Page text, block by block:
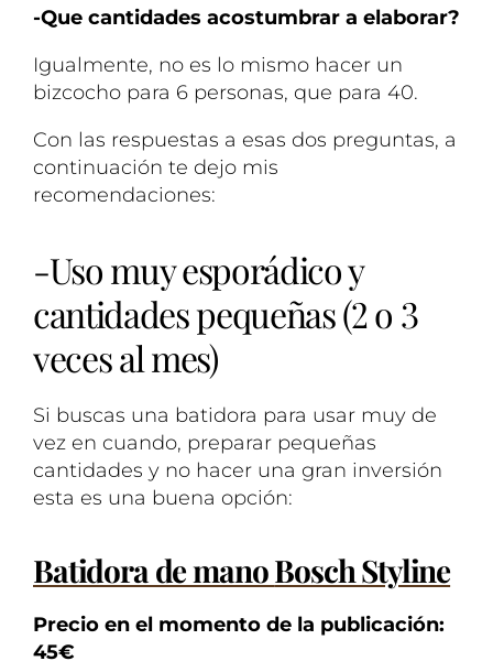
-Que cantidades acostumbrar a elaborar?
Igualmente, no es lo mismo hacer un
bizcocho para 6 personas, que para 40.
Con las respuestas a esas dos preguntas, a
continuación te dejo mis
recomendaciones:
-Uso muy esporádico y
cantidades pequeñas (2 o 3
veces al mes)
Si buscas una batidora para usar muy de
vez en cuando, preparar pequeñas
cantidades y no hacer una gran inversión
esta es una buena opción:
Batidora de manoBosch Styline
Precio en el momento de la publicación:
45€